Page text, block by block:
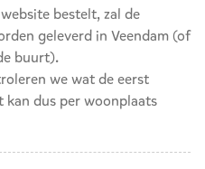
bestelt, zal de
geleverd in Veendam (of
buurt).
we wat de eerst
kan dus per woonplaats